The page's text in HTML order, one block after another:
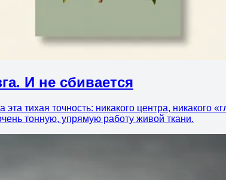
И не сбивается
тихая точность: никакого центра, никакого
тонную, упрямую работу живой ткани.